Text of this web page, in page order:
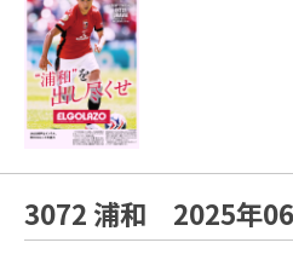
3072 浦和 2025年